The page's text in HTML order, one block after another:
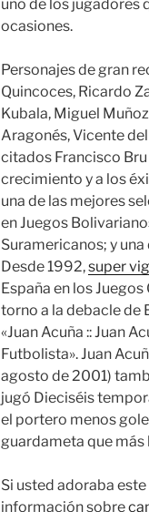
uno de los jugadores
ocasiones.
Personajes de gran
Quincoces, Ricardo
Kubala, Miguel
Aragonés, Vicente
citados Francisco Bru
crecimiento y a los
una de las mejores
en Juegos
Suramericanos; y
Desde 1992,super
España en los
torno a la debacle de
«Juan Acuña :: Juan
Futbolista». Juan
agosto de 2001)
jugó Dieciséis
el portero menos
guardameta que más
Si usted adoraba
información sobre